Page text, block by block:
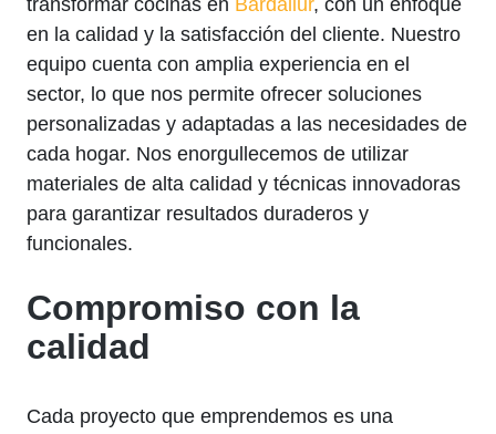
transformar cocinas en Bardallur, con un enfoque
en la calidad y la satisfacción del cliente. Nuestro
equipo cuenta con amplia experiencia en el
sector, lo que nos permite ofrecer soluciones
personalizadas y adaptadas a las necesidades de
cada hogar. Nos enorgullecemos de utilizar
materiales de alta calidad y técnicas innovadoras
para garantizar resultados duraderos y
funcionales.
Compromiso con la
calidad
Cada proyecto que emprendemos es una